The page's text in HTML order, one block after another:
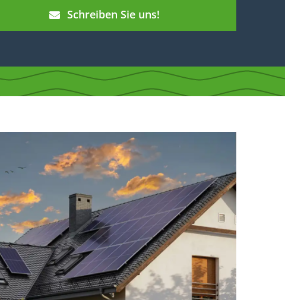
Schreiben Sie uns!